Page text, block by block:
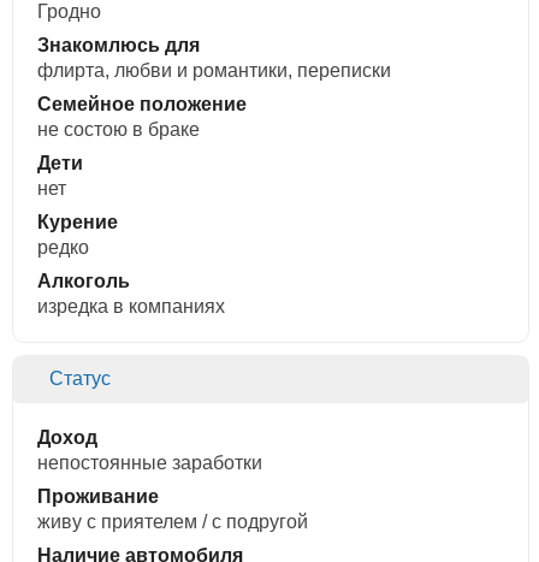
Гродно
Знакомлюсь для
флирта, любви и романтики, переписки
Семейное положение
не состою в браке
Дети
нет
Курение
редко
Алкоголь
изредка в компаниях
Статус
Доход
непостоянные заработки
Проживание
живу с приятелем / с подругой
Наличие автомобиля